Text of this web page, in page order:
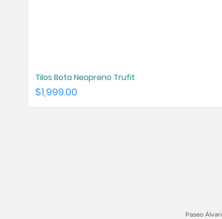
Tilos Bota Neopreno Trufit
Precio
$1,999.00
Paseo